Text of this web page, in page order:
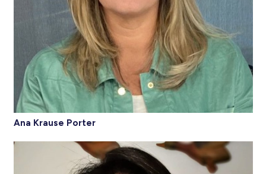
Ana Krause Porter